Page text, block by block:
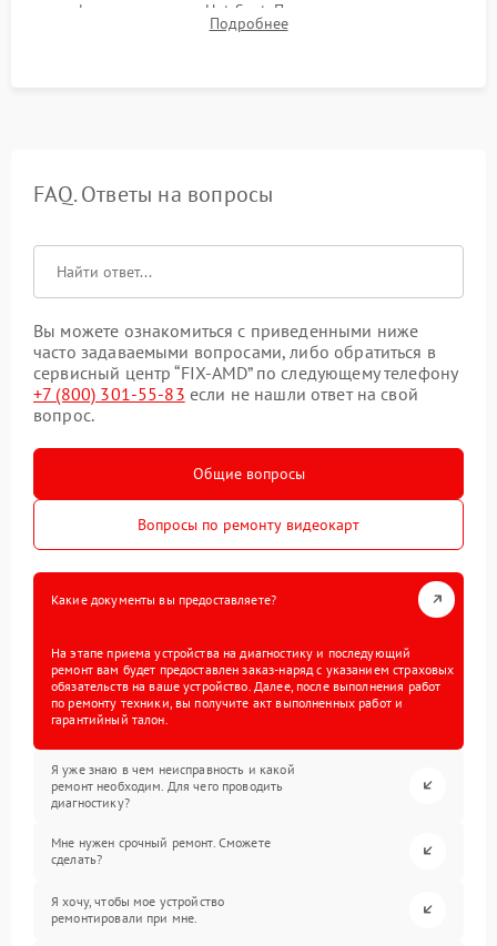
графического чипа и Hot Spot. Проверка на отсутствие
артефактов изображения, вылетов драйвера и зависаний.
Подробнее
FAQ. Ответы на вопросы
Вы можете ознакомиться с приведенными ниже
часто задаваемыми вопросами, либо обратиться в
сервисный центр “FIX-AMD” по следующему телефону
+7 (800) 301-55-83 если не нашли ответ на свой
вопрос.
Общие вопросы
Вопросы по ремонту видеокарт
Какие документы вы предоставляете?
На этапе приема устройства на диагностику и последующий
ремонт вам будет предоставлен заказ-наряд с указанием страховых
обязательств на ваше устройство. Далее, после выполнения работ
по ремонту техники, вы получите акт выполненных работ и
гарантийный талон.
Я уже знаю в чем неисправность и какой
ремонт необходим. Для чего проводить
диагностику?
Мне нужен срочный ремонт. Сможете
сделать?
Я хочу, чтобы мое устройство
ремонтировали при мне.